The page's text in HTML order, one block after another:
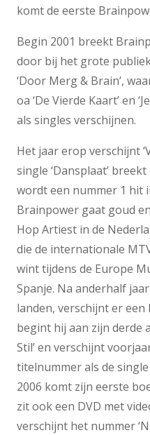
komt de eerste
Begin 2001 breekt
door bij het grote
‘Door Merg & Brain’,
oa ‘De Vierde Kaart’ en
als singles verschijnen.
Het jaar erop verschijnt
single ‘Dansplaat’
wordt een nummer 1 hit
Brainpower gaat goud
Hop Artiest in de
die de internationale
wint tijdens de Europe
Spanje. Na anderhalf
landen, verschijnt er een
begint hij aan zijn derde
Stil’ en verschijnt
titelnummer als de single
2006 komt zijn eerste
zit ook een DVD met
verschijnt het nummer